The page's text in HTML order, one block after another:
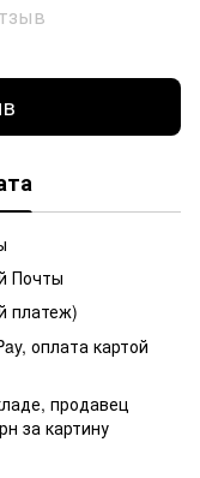
Почты
платеж)
оплата картой
продавец
за картину